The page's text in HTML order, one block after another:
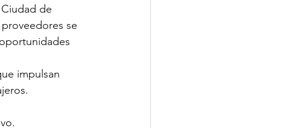
de
se
impulsan